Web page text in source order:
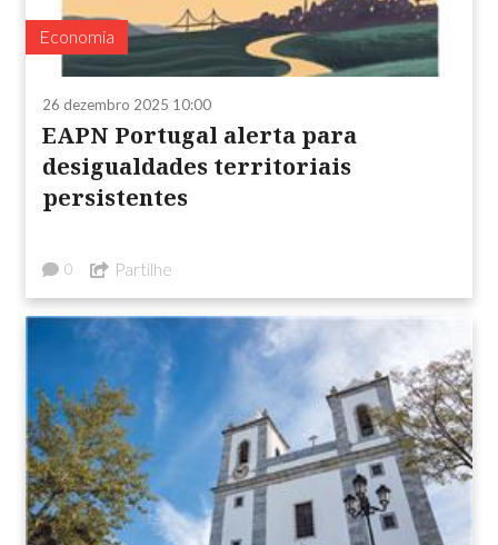
Economia
26 dezembro 2025 10:00
EAPN Portugal alerta para
desigualdades territoriais
persistentes
0 Partilhe